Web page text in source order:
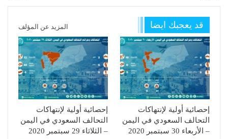
قد يعجبك ايضا المزيد عن المؤلف
إحصائية أولية لإنتهاكات
التحالف السعودي في اليمن
– الأربعاء 30 سبتمبر 2020
إحصائية أولية لإنتهاكات
التحالف السعودي في اليمن
– الثلاثاء 29 سبتمبر 2020